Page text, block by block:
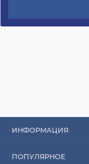
ИНФОРМАЦИЯ
Оплата
ПОПУЛЯРНОЕ